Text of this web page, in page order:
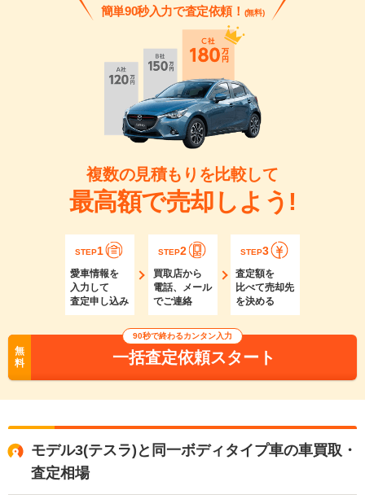
簡単90秒入力で査定依頼！ (無料)
複数の見積もりを比較して
最高額で売却しよう!
STEP1
愛車情報を
入力して
査定申し込み
STEP2
買取店から
電話、メール
でご連絡
STEP3
査定額を
比べて売却先
を決める
無
料
90秒で終わるカンタン入力
一括査定依頼スタート
モデル3(テスラ)と同一ボディタイプ車の車買取・
査定相場